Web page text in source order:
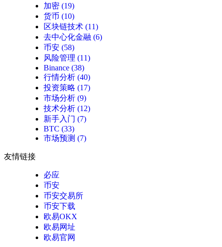
加密 (19)
货币 (10)
区块链技术 (11)
去中心化金融 (6)
币安 (58)
风险管理 (11)
Binance (38)
行情分析 (40)
投资策略 (17)
市场分析 (9)
技术分析 (12)
新手入门 (7)
BTC (33)
市场预测 (7)
友情链接
必应
币安
币安交易所
币安下载
欧易OKX
欧易网址
欧易官网